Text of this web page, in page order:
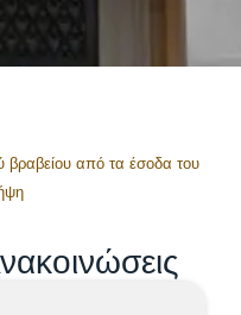
βραβείου από τα έσοδα του